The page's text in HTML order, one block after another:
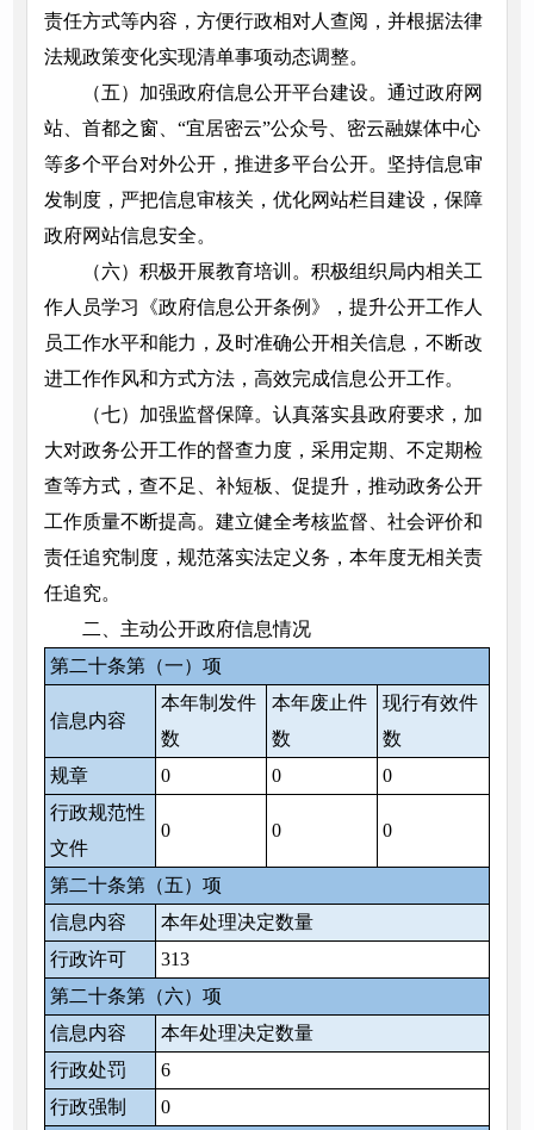
责任方式等内容，方便行政相对人查阅，并根据法律
法规政策变化实现清单事项动态调整。
（五）加强政府信息公开平台建设。通过政府网
站、首都之窗、“宜居密云”公众号、密云融媒体中心
等多个平台对外公开，推进多平台公开。坚持信息审
发制度，严把信息审核关，优化网站栏目建设，保障
政府网站信息安全。
（六）积极开展教育培训。积极组织局内相关工
作人员学习《政府信息公开条例》，提升公开工作人
员工作水平和能力，及时准确公开相关信息，不断改
进工作作风和方式方法，高效完成信息公开工作。
（七）加强监督保障。认真落实县政府要求，加
大对政务公开工作的督查力度，采用定期、不定期检
查等方式，查不足、补短板、促提升，推动政务公开
工作质量不断提高。建立健全考核监督、社会评价和
责任追究制度，规范落实法定义务，本年度无相关责
任追究。
二、主动公开政府信息情况
第二十条第（一）项
信息内容
本年制发件
数
本年废止件
数
现行有效件
数
规章
0 0
0
行政规范性
文件
0 0 0
第二十条第（五）项
信息内容
本年处理决定数量
行政许可
313
第二十条第（六）项
信息内容
本年处理决定数量
行政处罚
6
行政强制
0